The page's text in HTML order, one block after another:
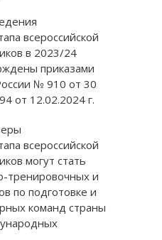
всероссийской
в 2023/24
приказами
№ 910 от 30
от 12.02.2024 г.
всероссийской
могут стать
тренировочных и
по подготовке и
команд страны